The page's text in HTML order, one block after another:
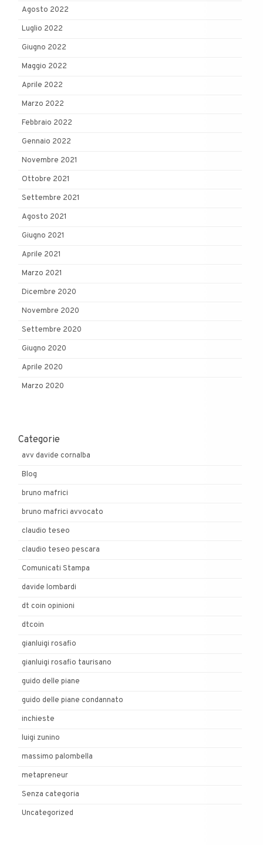
Agosto 2022
Luglio 2022
Giugno 2022
Maggio 2022
Aprile 2022
Marzo 2022
Febbraio 2022
Gennaio 2022
Novembre 2021
Ottobre 2021
Settembre 2021
Agosto 2021
Giugno 2021
Aprile 2021
Marzo 2021
Dicembre 2020
Novembre 2020
Settembre 2020
Giugno 2020
Aprile 2020
Marzo 2020
Categorie
avv davide cornalba
Blog
bruno mafrici
bruno mafrici avvocato
claudio teseo
claudio teseo pescara
Comunicati Stampa
davide lombardi
dt coin opinioni
dtcoin
gianluigi rosafio
gianluigi rosafio taurisano
guido delle piane
guido delle piane condannato
inchieste
luigi zunino
massimo palombella
metapreneur
Senza categoria
Uncategorized